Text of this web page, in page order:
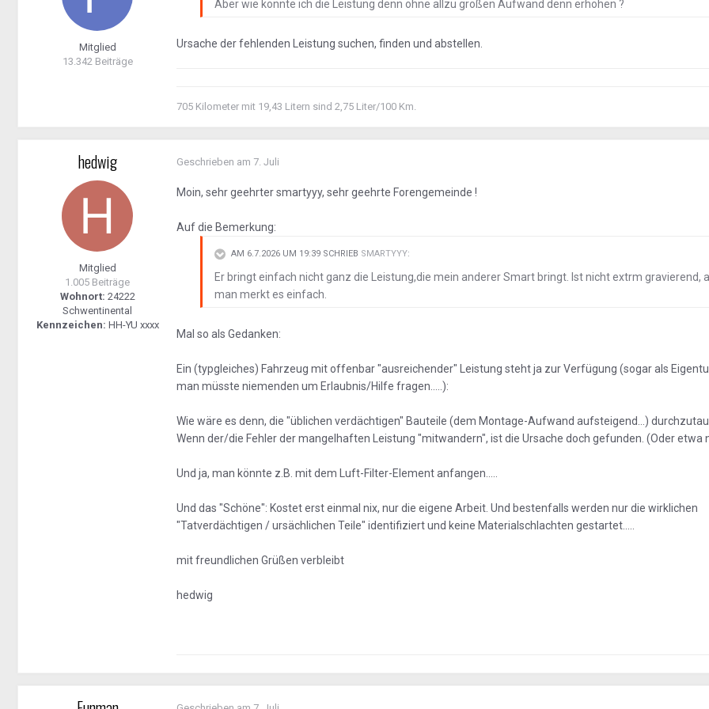
Mitglied
13.342 Beiträge
Aber wie könnte ich die Leistung denn ohne allzu großen Aufwand denn erhöhen ?
Ursache der fehlenden Leistung suchen, finden und abstellen.
705 Kilometer mit 19,43 Litern sind 2,75 Liter/100 Km.
hedwig
Mitglied
1.005 Beiträge
Wohnort: 24222
Schwentinental
Kennzeichen: HH-YU xxxx
Geschrieben am 7. Juli
Moin, sehr geehrter smartyyy, sehr geehrte Forengemeinde !
Auf die Bemerkung:
AM 6.7.2026 UM 19:39 SCHRIEB SMARTYYY:
Er bringt einfach nicht ganz die Leistung,die mein anderer Smart bringt. Ist nicht extrm gravierend,
man merkt es einfach.
Mal so als Gedanken:
Ein (typgleiches) Fahrzeug mit offenbar "ausreichender" Leistung steht ja zur Verfügung (sogar als
man müsste niemenden um Erlaubnis/Hilfe fragen.....):
Wie wäre es denn, die "üblichen verdächtigen" Bauteile (dem Montage-Aufwand aufsteigend...)
Wenn der/die Fehler der mangelhaften Leistung "mitwandern", ist die Ursache doch gefunden. (Oder etwa
Und ja, man könnte z.B. mit dem Luft-Filter-Element anfangen.....
Und das "Schöne": Kostet erst einmal nix, nur die eigene Arbeit. Und bestenfalls werden nur die wirklichen
"Tatverdächtigen / ursächlichen Teile" identifiziert und keine Materialschlachten gestartet.....
mit freundlichen Grüßen verbleibt
hedwig